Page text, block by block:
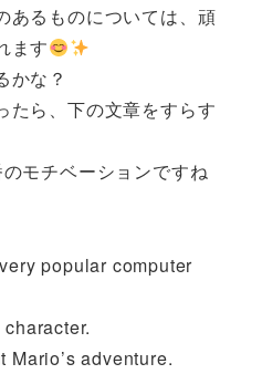
あるものについては、頑
ます
かな？
たら、下の文章をすらす
モチベーションですね
popular computer
Mario’s adventure.